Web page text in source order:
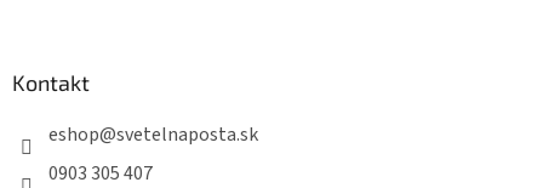
Kontakt
eshop@svetelnaposta.sk
0903 305 407